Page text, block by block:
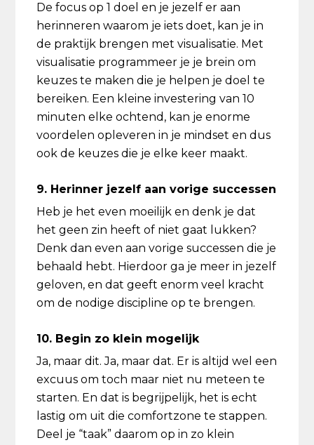
De focus op 1 doel en je jezelf er aan
herinneren waarom je iets doet, kan je in
de praktijk brengen met visualisatie. Met
visualisatie programmeer je je brein om
keuzes te maken die je helpen je doel te
bereiken. Een kleine investering van 10
minuten elke ochtend, kan je enorme
voordelen opleveren in je mindset en dus
ook de keuzes die je elke keer maakt.
9. Herinner jezelf aan vorige successen
Heb je het even moeilijk en denk je dat
het geen zin heeft of niet gaat lukken?
Denk dan even aan vorige successen die je
behaald hebt. Hierdoor ga je meer in jezelf
geloven, en dat geeft enorm veel kracht
om de nodige discipline op te brengen.
10. Begin zo klein mogelijk
Ja, maar dit. Ja, maar dat. Er is altijd wel een
excuus om toch maar niet nu meteen te
starten. En dat is begrijpelijk, het is echt
lastig om uit die comfortzone te stappen.
Deel je “taak” daarom op in zo klein